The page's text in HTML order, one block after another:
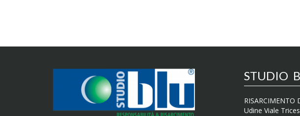
STUDIO
Udine Viale